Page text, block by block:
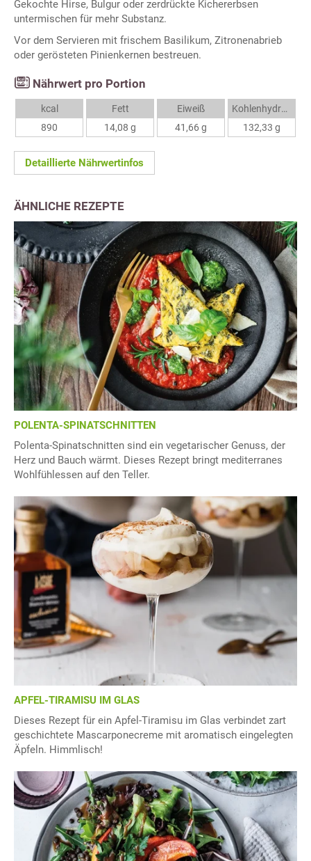
Gekochte Hirse, Bulgur oder zerdrückte Kichererbsen
untermischen für mehr Substanz.
Vor dem Servieren mit frischem Basilikum, Zitronenabrieb
oder gerösteten Pinienkernen bestreuen.
Nährwert pro Portion
kcal
890
Fett
14,08 g
Eiweiß
41,66 g
Kohlenhydrate
132,33 g
Detaillierte Nährwertinfos
ÄHNLICHE REZEPTE
POLENTA-SPINATSCHNITTEN
Polenta-Spinatschnitten sind ein vegetarischer Genuss, der
Herz und Bauch wärmt. Dieses Rezept bringt mediterranes
Wohlfühlessen auf den Teller.
APFEL-TIRAMISU IM GLAS
Dieses Rezept für ein Apfel-Tiramisu im Glas verbindet zart
geschichtete Mascarponecreme mit aromatisch eingelegten
Äpfeln. Himmlisch!